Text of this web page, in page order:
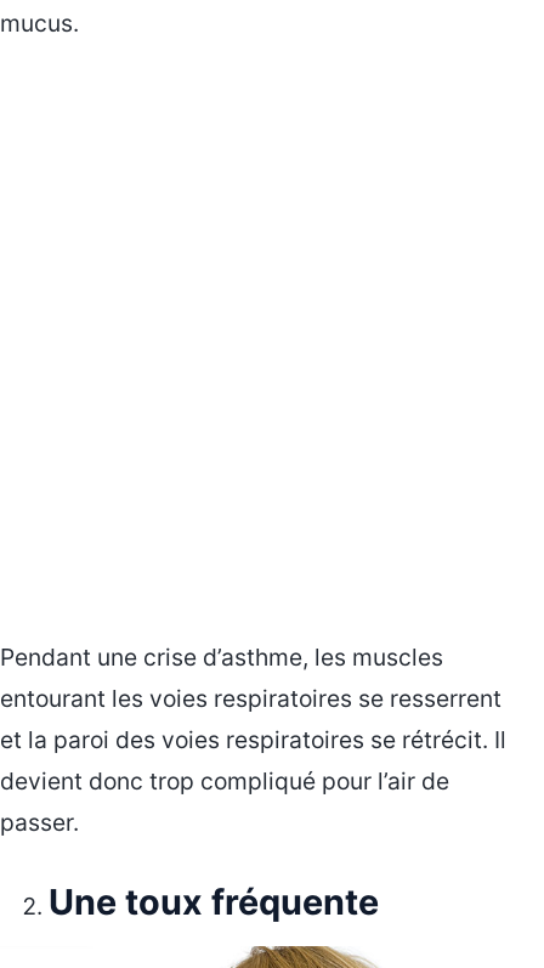
mucus.
Pendant une crise d’asthme, les muscles
entourant les voies respiratoires se resserrent
et la paroi des voies respiratoires se rétrécit. Il
devient donc trop compliqué pour l’air de
passer.
Une toux fréquente